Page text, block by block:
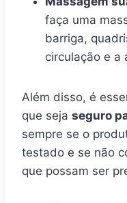
faça uma
barriga,
circulação e a
Além disso, é
que seja seguro
sempre se o
testado e se não
que possam ser